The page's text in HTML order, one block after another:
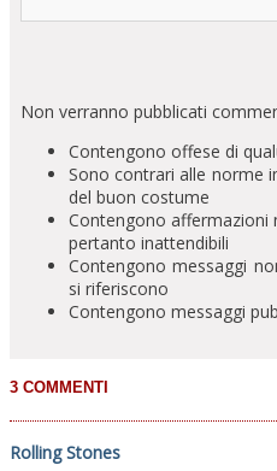
Non verranno pubblicati
Contengono offese di
Sono contrari alle norme
del buon costume
Contengono affermazioni
pertanto inattendibili
Contengono messaggi
si riferiscono
Contengono messaggi
Rolling Stones